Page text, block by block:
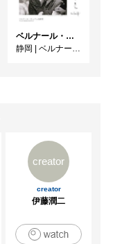
ベルナール・ビュフェと写真 ーカメラがとらえたビュフェとその時代、そして21 世紀へ
静岡 | ベルナール・ビュフェ美術館
creator
creator
伊藤潤二